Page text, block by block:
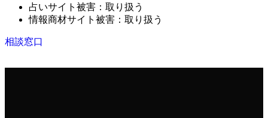
占いサイト被害：取り扱う
情報商材サイト被害：取り扱う
相談窓口